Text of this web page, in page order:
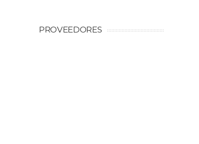
PROVEEDORES